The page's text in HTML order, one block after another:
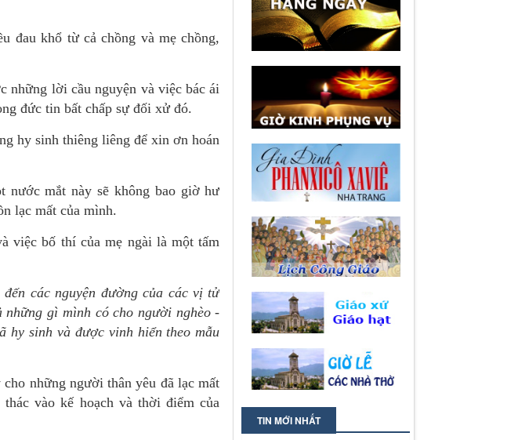
đau khổ từ cả chồng và mẹ chồng,
những lời cầu nguyện và việc bác ái
đức tin bất chấp sự đối xử đó.
hy sinh thiêng liêng để xin ơn hoán
mắt này sẽ không bao giờ hư
lạc mất của mình.
việc bố thí của mẹ ngài là một tấm
các nguyện đường của các vị tử
gì mình có cho người nghèo -
hy sinh và được vinh hiển theo mẫu
những người thân yêu đã lạc mất
vào kế hoạch và thời điểm của
TIN MỚI NHẤT